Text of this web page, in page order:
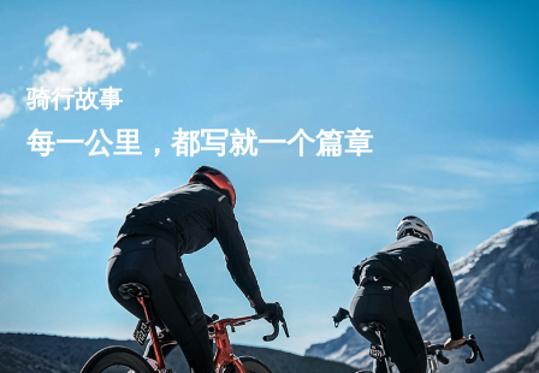
零部件
骑行故事
服务专区
骑行故事
每一公里，都写就一个篇章